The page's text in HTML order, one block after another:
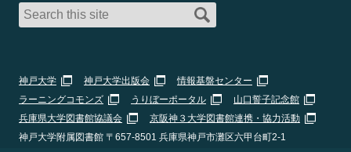
神戸大学 神戸大学出版会
情報基盤センター
ラーニングコモンズ
うりぼーポータル
山口誓子記念館
兵庫県大学図書館協議会
京阪神３大学図書館連携・協力活動
神戸大学附属図書館 〒657-8501 兵庫県神戸市灘区六甲台町2-1